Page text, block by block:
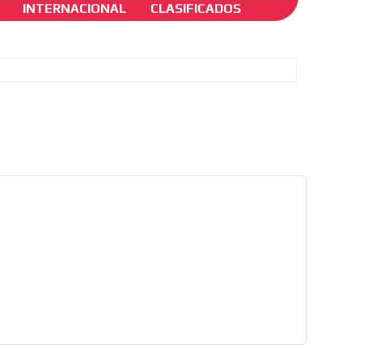
INTERNACIONAL CLASIFICADOS